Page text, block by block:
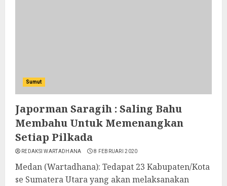
Sumut
Japorman Saragih : Saling Bahu
Membahu Untuk Memenangkan
Setiap Pilkada
REDAKSI WARTADHANA 8 FEBRUARI 2020
Medan (Wartadhana): Tedapat 23 Kabupaten/Kota
se Sumatera Utara yang akan melaksanakan